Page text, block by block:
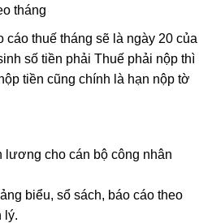
tháng
thuế tháng sẽ là ngày 20 của
số tiền phải Thuế phải nộp thì
tiền cũng chính là hạn nộp tờ
lương cho cán bộ công nhân
biểu, sổ sách, báo cáo theo
lý.